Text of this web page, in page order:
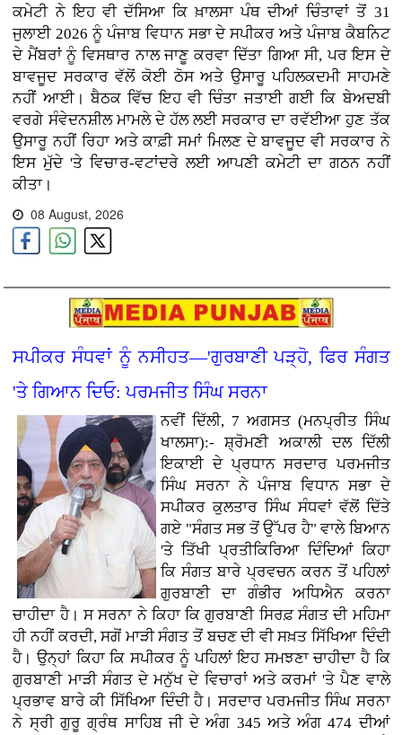
ਕਮੇਟੀ ਨੇ ਇਹ ਵੀ ਦੱਸਿਆ ਕਿ ਖ਼ਾਲਸਾ ਪੰਥ ਦੀਆਂ ਚਿੰਤਾਵਾਂ ਤੋਂ 31
ਜੁਲਾਈ 2026 ਨੂੰ ਪੰਜਾਬ ਵਿਧਾਨ ਸਭਾ ਦੇ ਸਪੀਕਰ ਅਤੇ ਪੰਜਾਬ ਕੈਬਨਿਟ
ਦੇ ਮੈਂਬਰਾਂ ਨੂੰ ਵਿਸਥਾਰ ਨਾਲ ਜਾਣੂ ਕਰਵਾ ਦਿੱਤਾ ਗਿਆ ਸੀ, ਪਰ ਇਸ ਦੇ
ਬਾਵਜੂਦ ਸਰਕਾਰ ਵੱਲੋਂ ਕੋਈ ਠੋਸ ਅਤੇ ਉਸਾਰੂ ਪਹਿਲਕਦਮੀ ਸਾਹਮਣੇ
ਨਹੀਂ ਆਈ। ਬੈਠਕ ਵਿੱਚ ਇਹ ਵੀ ਚਿੰਤਾ ਜਤਾਈ ਗਈ ਕਿ ਬੇਅਦਬੀ
ਵਰਗੇ ਸੰਵੇਦਨਸ਼ੀਲ ਮਾਮਲੇ ਦੇ ਹੱਲ ਲਈ ਸਰਕਾਰ ਦਾ ਰਵੱਈਆ ਹੁਣ ਤੱਕ
ਉਸਾਰੂ ਨਹੀਂ ਰਿਹਾ ਅਤੇ ਕਾਫ਼ੀ ਸਮਾਂ ਮਿਲਣ ਦੇ ਬਾਵਜੂਦ ਵੀ ਸਰਕਾਰ ਨੇ
ਇਸ ਮੁੱਦੇ 'ਤੇ ਵਿਚਾਰ-ਵਟਾਂਦਰੇ ਲਈ ਆਪਣੀ ਕਮੇਟੀ ਦਾ ਗਠਨ ਨਹੀਂ
ਕੀਤਾ।
08 August, 2026
ਸਪੀਕਰ ਸੰਧਵਾਂ ਨੂੰ ਨਸੀਹਤ—'ਗੁਰਬਾਣੀ ਪੜ੍ਹੋ, ਫਿਰ ਸੰਗਤ
'ਤੇ ਗਿਆਨ ਦਿਓ: ਪਰਮਜੀਤ ਸਿੰਘ ਸਰਨਾ
ਨਵੀਂ ਦਿੱਲੀ, 7 ਅਗਸਤ (ਮਨਪ੍ਰੀਤ ਸਿੰਘ
ਖਾਲਸਾ):- ਸ਼੍ਰੋਮਣੀ ਅਕਾਲੀ ਦਲ ਦਿੱਲੀ
ਇਕਾਈ ਦੇ ਪ੍ਰਧਾਨ ਸਰਦਾਰ ਪਰਮਜੀਤ
ਸਿੰਘ ਸਰਨਾ ਨੇ ਪੰਜਾਬ ਵਿਧਾਨ ਸਭਾ ਦੇ
ਸਪੀਕਰ ਕੁਲਤਾਰ ਸਿੰਘ ਸੰਧਵਾਂ ਵੱਲੋਂ ਦਿੱਤੇ
ਗਏ "ਸੰਗਤ ਸਭ ਤੋਂ ਉੱਪਰ ਹੈ" ਵਾਲੇ ਬਿਆਨ
'ਤੇ ਤਿੱਖੀ ਪ੍ਰਤੀਕਿਰਿਆ ਦਿੰਦਿਆਂ ਕਿਹਾ
ਕਿ ਸੰਗਤ ਬਾਰੇ ਪ੍ਰਵਚਨ ਕਰਨ ਤੋਂ ਪਹਿਲਾਂ
ਗੁਰਬਾਣੀ ਦਾ ਗੰਭੀਰ ਅਧਿਐਨ ਕਰਨਾ
ਚਾਹੀਦਾ ਹੈ। ਸ ਸਰਨਾ ਨੇ ਕਿਹਾ ਕਿ ਗੁਰਬਾਣੀ ਸਿਰਫ਼ ਸੰਗਤ ਦੀ ਮਹਿਮਾ
ਹੀ ਨਹੀਂ ਕਰਦੀ, ਸਗੋਂ ਮਾੜੀ ਸੰਗਤ ਤੋਂ ਬਚਣ ਦੀ ਵੀ ਸਖ਼ਤ ਸਿੱਖਿਆ ਦਿੰਦੀ
ਹੈ। ਉਨ੍ਹਾਂ ਕਿਹਾ ਕਿ ਸਪੀਕਰ ਨੂੰ ਪਹਿਲਾਂ ਇਹ ਸਮਝਣਾ ਚਾਹੀਦਾ ਹੈ ਕਿ
ਗੁਰਬਾਣੀ ਮਾੜੀ ਸੰਗਤ ਦੇ ਮਨੁੱਖ ਦੇ ਵਿਚਾਰਾਂ ਅਤੇ ਕਰਮਾਂ 'ਤੇ ਪੈਣ ਵਾਲੇ
ਪ੍ਰਭਾਵ ਬਾਰੇ ਕੀ ਸਿੱਖਿਆ ਦਿੰਦੀ ਹੈ। ਸਰਦਾਰ ਪਰਮਜੀਤ ਸਿੰਘ ਸਰਨਾ
ਨੇ ਸ੍ਰੀ ਗੁਰੂ ਗ੍ਰੰਥ ਸਾਹਿਬ ਜੀ ਦੇ ਅੰਗ 345 ਅਤੇ ਅੰਗ 474 ਦੀਆਂ